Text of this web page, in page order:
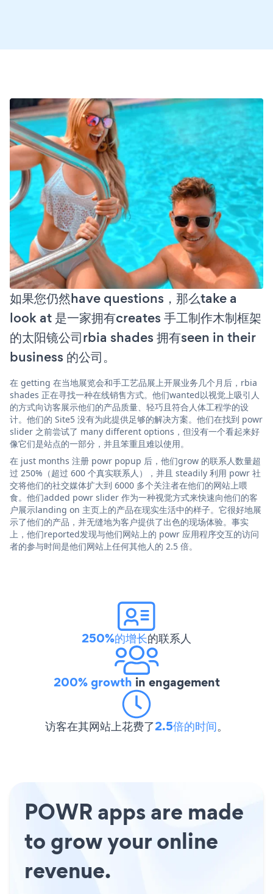
如果您仍然have questions，那么take a
look at 是一家拥有creates 手工制作木制框架
的太阳镜公司rbia shades 拥有seen in their
business 的公司。
在 getting 在当地展览会和手工艺品展上开展业务几个月后，rbia
shades 正在寻找一种在线销售方式。他们wanted以视觉上吸引人
的方式向访客展示他们的产品质量、轻巧且符合人体工程学的设
计。他们的 Site5 没有为此提供足够的解决方案。他们在找到 powr
slider 之前尝试了 many different options，但没有一个看起来好
像它们是站点的一部分，并且笨重且难以使用。
在 just months 注册 powr popup 后，他们grow 的联系人数量超
过 250%（超过 600 个真实联系人），并且 steadily 利用 powr 社
交将他们的社交媒体扩大到 6000 多个关注者在他们的网站上喂
食。他们added powr slider 作为一种视觉方式来快速向他们的客
户展示landing on 主页上的产品在现实生活中的样子。它很好地展
示了他们的产品，并无缝地为客户提供了出色的现场体验。事实
上，他们reported发现与他们网站上的 powr 应用程序交互的访问
者的参与时间是他们网站上任何其他人的 2.5 倍。
250%的增长的联系人
200% growth in engagement
访客在其网站上花费了2.5倍的时间。
POWR apps are made
to grow your online
revenue.